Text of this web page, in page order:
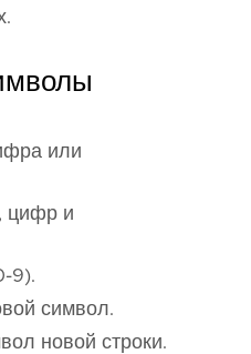
или
цифр и
9).
символ.
новой строки.